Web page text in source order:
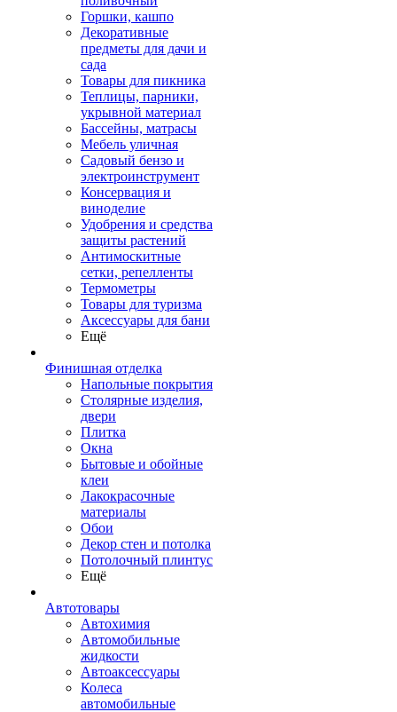
Горшки, кашпо
Декоративные
предметы для дачи и
сада
Товары для пикника
Теплицы, парники,
укрывной материал
Бассейны, матрасы
Мебель уличная
Садовый бензо и
электроинструмент
Консервация и
виноделие
Удобрения и средства
защиты растений
Антимоскитные
сетки, репелленты
Термометры
Товары для туризма
Аксессуары для бани
Ещё
Финишная отделка
Напольные покрытия
Столярные изделия,
двери
Плитка
Окна
Бытовые и обойные
клеи
Лакокрасочные
материалы
Обои
Декор стен и потолка
Потолочный плинтус
Ещё
Автотовары
Автохимия
Автомобильные
жидкости
Автоаксессуары
Колеса
автомобильные